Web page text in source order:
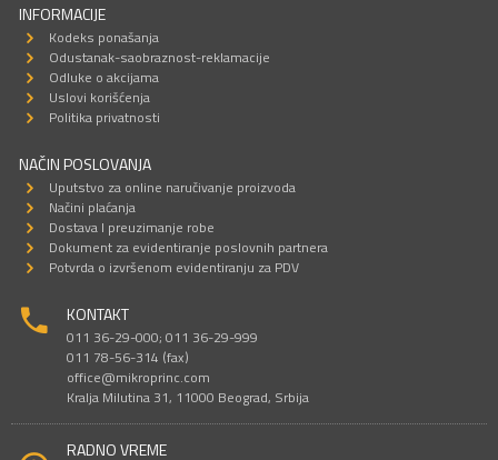
INFORMACIJE
Kodeks ponašanja
Odustanak-saobraznost-reklamacije
Odluke o akcijama
Uslovi korišćenja
Politika privatnosti
NAČIN POSLOVANJA
Uputstvo za online naručivanje proizvoda
Načini plaćanja
Dostava I preuzimanje robe
Dokument za evidentiranje poslovnih partnera
Potvrda o izvršenom evidentiranju za PDV
KONTAKT
011 36-29-000; 011 36-29-999
011 78-56-314 (fax)
office@mikroprinc.com
Kralja Milutina 31, 11000 Beograd, Srbija
RADNO VREME